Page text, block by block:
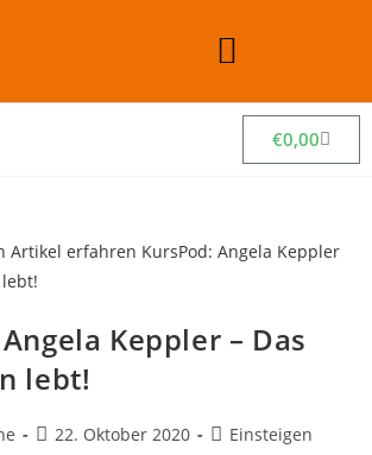
€0,00
Keppler – Das
lebt!
22. Oktober 2020 Einsteigen